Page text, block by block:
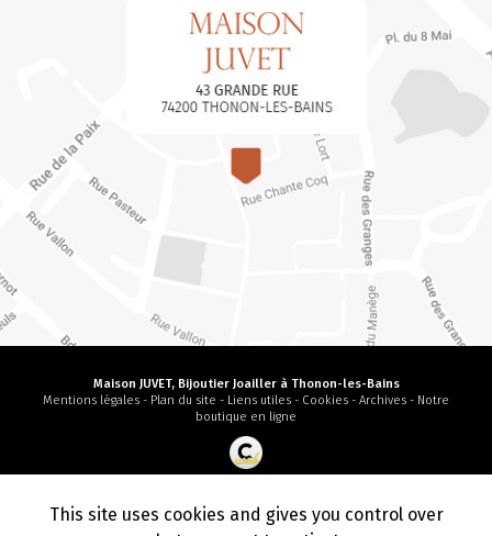
Maison JUVET, Bijoutier Joailler à Thonon-les-Bains
Mentions légales - Plan du site - Liens utiles - Cookies - Archives - Notre
boutique en ligne
Demande de Devis
Secteur -En savoir +
This site uses cookies and gives you control over